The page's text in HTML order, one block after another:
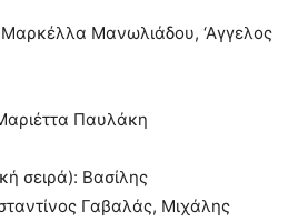
Μανωλιάδου, ‘Αγγελος
Παυλάκη
σειρά): Βασίλης
Γαβαλάς, Μιχάλης